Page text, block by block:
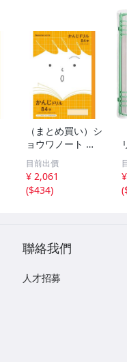
（まとめ買い）シ
ョウワノート 学
習帳 ジャポニカ
フレンド B5判 か
んじドリル 84字
十字リーダー入 J
目前出價
¥ 2,061
($434)
(
聯絡我們
人才招募